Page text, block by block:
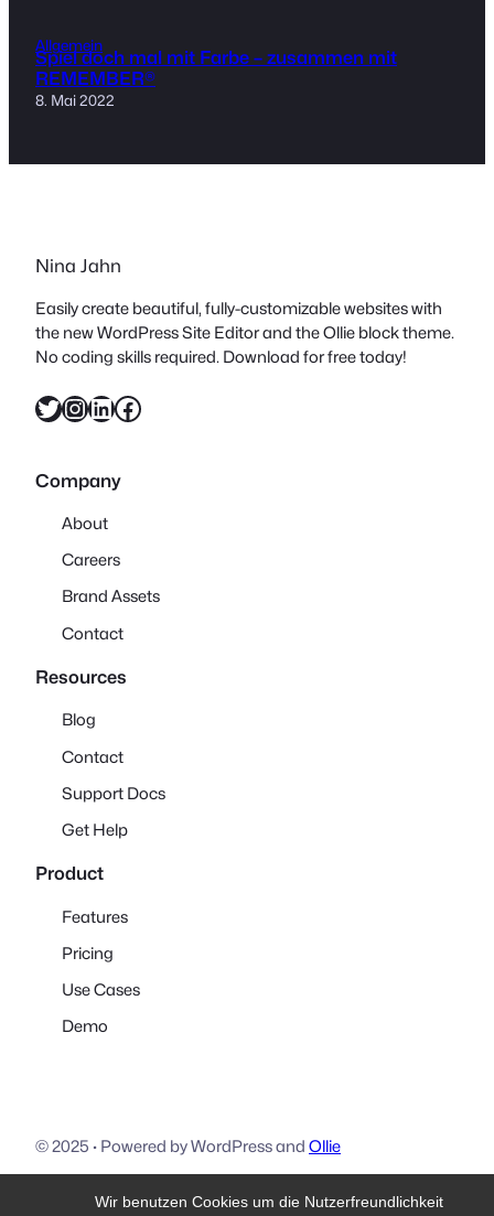
Wir benutzen Cookies um die Nutzerfreundlichkeit
Allgemein
Spiel doch mal mit Farbe – zusammen mit
REMEMBER®
8. Mai 2022
Nina Jahn
Easily create beautiful, fully-customizable websites with
the new WordPress Site Editor and the Ollie block theme.
No coding skills required. Download for free today!
Twitter InstagramLinkedIn Facebook
Company
About
Careers
Brand Assets
Contact
Resources
Blog
Contact
Support Docs
Get Help
Product
Features
Pricing
Use Cases
Demo
© 2025 · Powered by WordPress and Ollie
DownloadVisit OllieVisit Mike